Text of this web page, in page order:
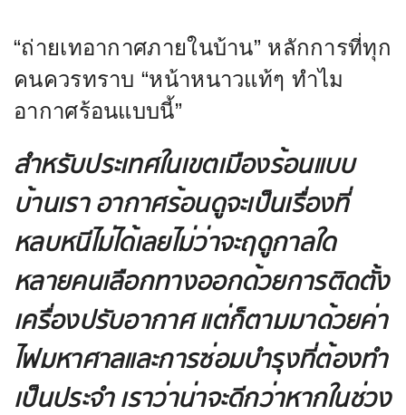
“ถ่ายเทอากาศภายในบ้าน” หลักการที่ทุก
คนควรทราบ “หน้าหนาวแท้ๆ ทำไม
อากาศร้อนแบบนี้”
สำหรับประเทศในเขตเมืองร้อนแบบ
บ้านเรา อากาศร้อนดูจะเป็นเรื่องที่
หลบหนีไม่ได้เลยไม่ว่าจะฤดูกาลใด
หลายคนเลือกทางออกด้วยการติดตั้ง
เครื่องปรับอากาศ แต่ก็ตามมาด้วยค่า
ไฟมหาศาลและการซ่อมบำรุงที่ต้องทำ
เป็นประจำ เราว่าน่าจะดีกว่าหากในช่วง